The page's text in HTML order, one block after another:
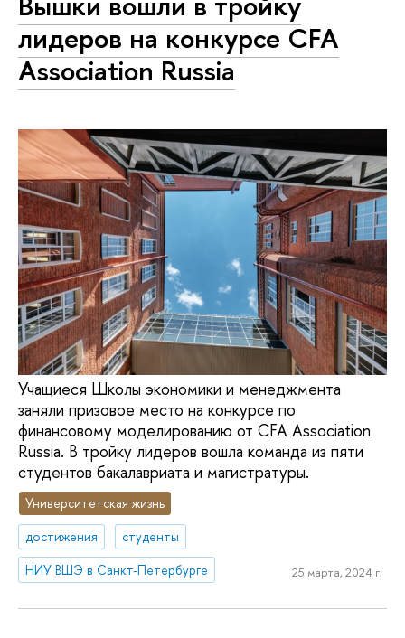
лидеров на конкурсе CFA
Association Russia
Учащиеся Школы экономики и менеджмента
заняли призовое место на конкурсе по
финансовому моделированию от CFA Association
Russia. В тройку лидеров вошла команда из пяти
студентов бакалавриата и магистратуры.
Университетская жизнь
достижения
студенты
НИУ ВШЭ в Санкт-Петербурге
25 марта, 2024 г.